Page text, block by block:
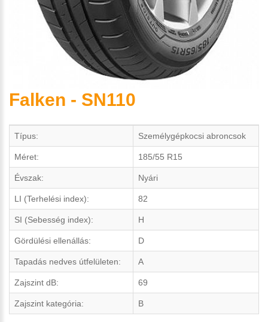
Falken - SN110
Típus: Személygépkocsi abroncsok
Méret: 185/55 R15
Évszak: Nyári
LI (Terhelési index): 82
SI (Sebesség index): H
Gördülési ellenállás: D
Tapadás nedves útfelületen: A
Zajszint dB: 69
Zajszint kategória: B